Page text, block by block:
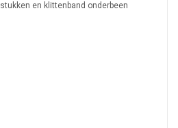
en klittenband onderbeen